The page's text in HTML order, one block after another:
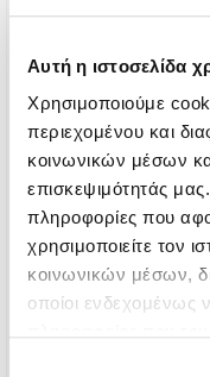
Αυτή η ιστοσελίδα
Χρησιμοποιούμε
περιεχομένου και
κοινωνικών μέσων
επισκεψιμότητάς
πληροφορίες που
χρησιμοποιείτε τον
κοινωνικών μέσων,
οποίοι ενδεχομένως